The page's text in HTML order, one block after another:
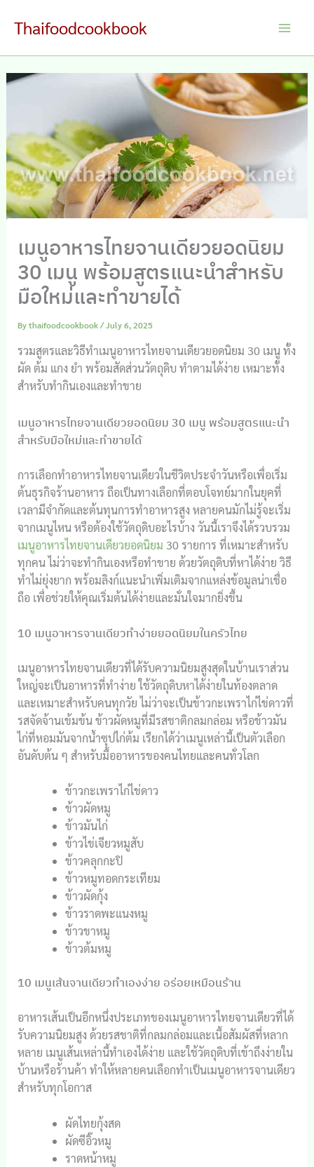
Thaifoodcookbook
เมนูอาหารไทยจานเดียวยอดนิยม
30 เมนู พร้อมสูตรแนะนำสำหรับ
มือใหม่และทำขายได้
Bythaifoodcookbook/July 6, 2025
รวมสูตรและวิธีทำเมนูอาหารไทยจานเดียวยอดนิยม 30 เมนู ทั้ง
ผัด ต้ม แกง ยำ พร้อมสัดส่วนวัตถุดิบ ทำตามได้ง่าย เหมาะทั้ง
สำหรับทำกินเองและทำขาย
เมนูอาหารไทยจานเดียวยอดนิยม 30 เมนู พร้อมสูตรแนะนำ
สำหรับมือใหม่และทำขายได้
การเลือกทำอาหารไทยจานเดียวในชีวิตประจำวันหรือเพื่อเริ่ม
ต้นธุรกิจร้านอาหาร ถือเป็นทางเลือกที่ตอบโจทย์มากในยุคที่
เวลามีจำกัดและต้นทุนการทำอาหารสูง หลายคนมักไม่รู้จะเริ่ม
จากเมนูไหน หรือต้องใช้วัตถุดิบอะไรบ้าง วันนี้เราจึงได้รวบรวม
เมนูอาหารไทยจานเดียวยอดนิยม 30 รายการ ที่เหมาะสำหรับ
ทุกคน ไม่ว่าจะทำกินเองหรือทำขาย ด้วยวัตถุดิบที่หาได้ง่าย วิธี
ทำไม่ยุ่งยาก พร้อมลิงก์แนะนำเพิ่มเติมจากแหล่งข้อมูลน่าเชื่อ
ถือ เพื่อช่วยให้คุณเริ่มต้นได้ง่ายและมั่นใจมากยิ่งขึ้น
10 เมนูอาหารจานเดียวทำง่ายยอดนิยมในครัวไทย
เมนูอาหารไทยจานเดียวที่ได้รับความนิยมสูงสุดในบ้านเราส่วน
ใหญ่จะเป็นอาหารที่ทำง่าย ใช้วัตถุดิบหาได้ง่ายในท้องตลาด
และเหมาะสำหรับคนทุกวัย ไม่ว่าจะเป็นข้าวกะเพราไก่ไข่ดาวที่
รสจัดจ้านเข้มข้น ข้าวผัดหมูที่มีรสชาติกลมกล่อม หรือข้าวมัน
ไก่ที่หอมมันจากน้ำซุปไก่ต้ม เรียกได้ว่าเมนูเหล่านี้เป็นตัวเลือก
อันดับต้น ๆ สำหรับมื้ออาหารของคนไทยและคนทั่วโลก
ข้าวกะเพราไก่ไข่ดาว
ข้าวผัดหมู
ข้าวมันไก่
ข้าวไข่เจียวหมูสับ
ข้าวคลุกกะปิ
ข้าวหมูทอดกระเทียม
ข้าวผัดกุ้ง
ข้าวราดพะแนงหมู
ข้าวขาหมู
ข้าวต้มหมู
10 เมนูเส้นจานเดียวทำเองง่าย อร่อยเหมือนร้าน
อาหารเส้นเป็นอีกหนึ่งประเภทของเมนูอาหารไทยจานเดียวที่ได้
รับความนิยมสูง ด้วยรสชาติที่กลมกล่อมและเนื้อสัมผัสที่หลาก
หลาย เมนูเส้นเหล่านี้ทำเองได้ง่าย และใช้วัตถุดิบที่เข้าถึงง่ายใน
บ้านหรือร้านค้า ทำให้หลายคนเลือกทำเป็นเมนูอาหารจานเดียว
สำหรับทุกโอกาส
ผัดไทยกุ้งสด
ผัดซีอิ๊วหมู
ราดหน้าหมู